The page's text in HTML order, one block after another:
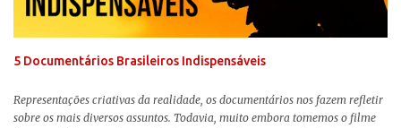
Ferrier (Colin Farrell), uma ex-estrela de circo, volta da guerra e se depara
5 Documentários Brasileiros Indispensáveis
Representações criativas da realidade, os documentários nos fazem refletir
sobre os mais diversos assuntos. Todavia, muito embora tomemos o filme